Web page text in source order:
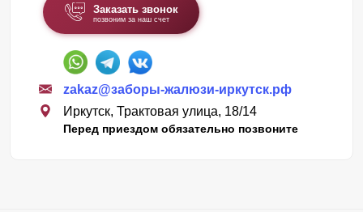
Заказать звонок
позвоним за наш счет
zakaz@заборы-жалюзи-иркутск.рф
Иркутск, Трактовая улица, 18/14
Перед приездом обязательно позвоните